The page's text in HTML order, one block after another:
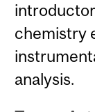
chemistry
analysis.